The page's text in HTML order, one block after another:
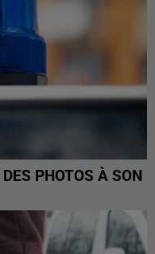
PHOTOS À SON